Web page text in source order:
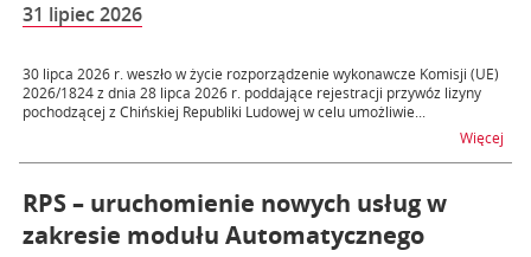
31 lipiec 2026
30 lipca 2026 r. weszło w życie rozporządzenie wykonawcze Komisji (UE)
2026/1824 z dnia 28 lipca 2026 r. poddające rejestracji przywóz lizyny
pochodzącej z Chińskiej Republiki Ludowej w celu umożliwie...
Więcej
RPS – uruchomienie nowych usług w
zakresie modułu Automatycznego